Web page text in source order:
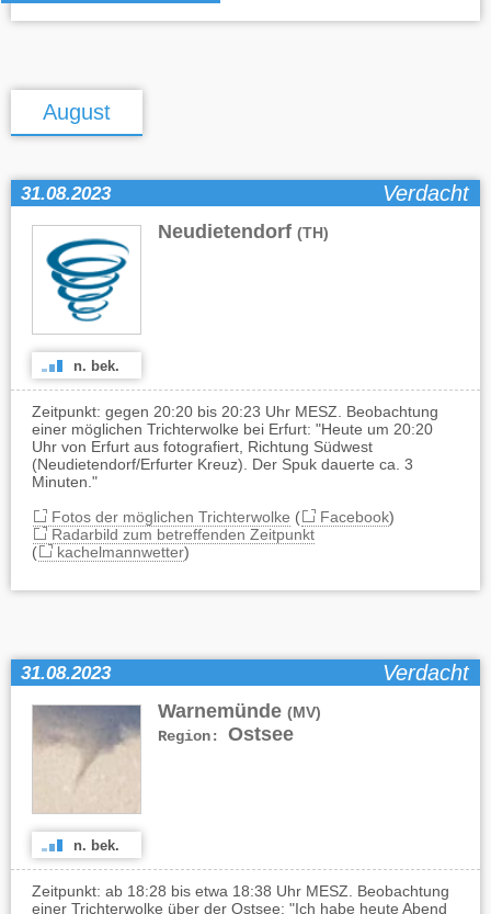
August
31.08.2023 Verdacht
Neudietendorf (TH)
n. bek.
Zeitpunkt: gegen 20:20 bis 20:23 Uhr MESZ. Beobachtung
einer möglichen Trichterwolke bei Erfurt: "Heute um 20:20
Uhr von Erfurt aus fotografiert, Richtung Südwest
(Neudietendorf/Erfurter Kreuz). Der Spuk dauerte ca. 3
Minuten."
Fotos der möglichen Trichterwolke ( Facebook)
Radarbild zum betreffenden Zeitpunkt
(
kachelmannwetter)
31.08.2023 Verdacht
Warnemünde (MV)
Region: Ostsee
n. bek.
Zeitpunkt: ab 18:28 bis etwa 18:38 Uhr MESZ. Beobachtung
einer Trichterwolke über der Ostsee: "Ich habe heute Abend